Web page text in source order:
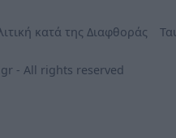
κατά της Διαφθοράς
- All rights reserved